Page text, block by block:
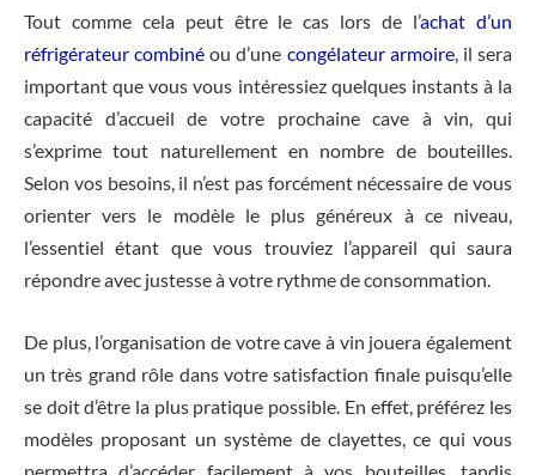
Tout comme cela peut être le cas lors de l’achat d’un
réfrigérateur combiné ou d’une congélateur armoire, il sera
important que vous vous intéressiez quelques instants à la
capacité d’accueil de votre prochaine cave à vin, qui
s’exprime tout naturellement en nombre de bouteilles.
Selon vos besoins, il n’est pas forcément nécessaire de vous
orienter vers le modèle le plus généreux à ce niveau,
l’essentiel étant que vous trouviez l’appareil qui saura
répondre avec justesse à votre rythme de consommation.
De plus, l’organisation de votre cave à vin jouera également
un très grand rôle dans votre satisfaction finale puisqu’elle
se doit d’être la plus pratique possible. En effet, préférez les
modèles proposant un système de clayettes, ce qui vous